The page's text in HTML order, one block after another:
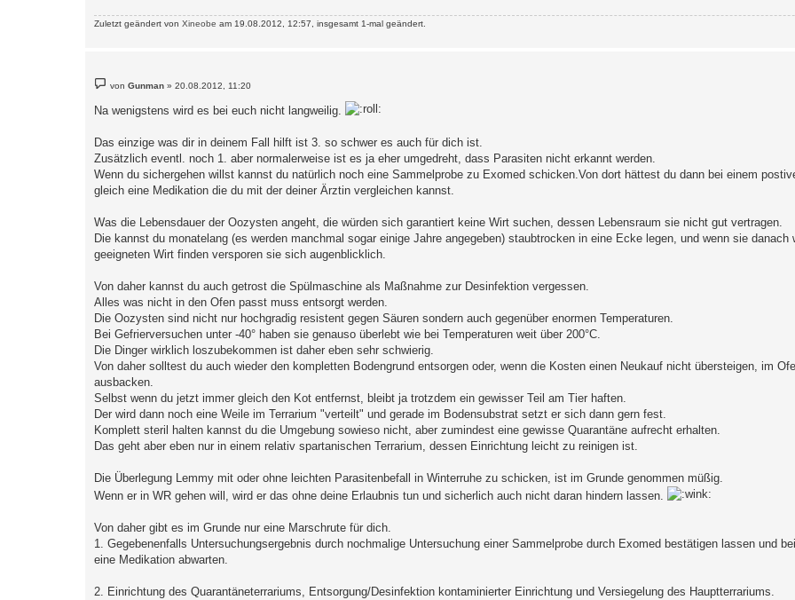
Zuletzt geändert von Xineobe am 19.08.2012, 12:57, insgesamt 1-mal geändert.
e
t
g
vonGunman »20.08.2012, 11:20
Na wenigstens wird es bei euch nicht langweilig.
Das einzige was dir in deinem Fall hilft ist 3. so schwer es auch für dich ist.
Zusätzlich eventl. noch 1. aber normalerweise ist es ja eher umgedreht, dass Parasiten nicht erkannt werden.
Wenn du sichergehen willst kannst du natürlich noch eine Sammelprobe zu Exomed schicken.Von dort hättest du dann bei einem
gleich eine Medikation die du mit der deiner Ärztin vergleichen kannst.
Was die Lebensdauer der Oozysten angeht, die würden sich garantiert keine Wirt suchen, dessen Lebensraum sie nicht gut vertragen.
Die kannst du monatelang (es werden manchmal sogar einige Jahre angegeben) staubtrocken in eine Ecke legen, und wenn sie danach
geeigneten Wirt finden versporen sie sich augenblicklich.
Von daher kannst du auch getrost die Spülmaschine als Maßnahme zur Desinfektion vergessen.
Alles was nicht in den Ofen passt muss entsorgt werden.
Die Oozysten sind nicht nur hochgradig resistent gegen Säuren sondern auch gegenüber enormen Temperaturen.
Bei Gefrierversuchen unter -40° haben sie genauso überlebt wie bei Temperaturen weit über 200°C.
Die Dinger wirklich loszubekommen ist daher eben sehr schwierig.
Von daher solltest du auch wieder den kompletten Bodengrund entsorgen oder, wenn die Kosten einen Neukauf nicht übersteigen, im
ausbacken.
Selbst wenn du jetzt immer gleich den Kot entfernst, bleibt ja trotzdem ein gewisser Teil am Tier haften.
Der wird dann noch eine Weile im Terrarium "verteilt" und gerade im Bodensubstrat setzt er sich dann gern fest.
Komplett steril halten kannst du die Umgebung sowieso nicht, aber zumindest eine gewisse Quarantäne aufrecht erhalten.
Das geht aber eben nur in einem relativ spartanischen Terrarium, dessen Einrichtung leicht zu reinigen ist.
Die Überlegung Lemmy mit oder ohne leichten Parasitenbefall in Winterruhe zu schicken, ist im Grunde genommen müßig.
Wenn er in WR gehen will, wird er das ohne deine Erlaubnis tun und sicherlich auch nicht daran hindern lassen.
Von daher gibt es im Grunde nur eine Marschrute für dich.
1. Gegebenenfalls Untersuchungsergebnis durch nochmalige Untersuchung einer Sammelprobe durch Exomed bestätigen lassen und
eine Medikation abwarten.
2. Einrichtung des Quarantäneterrariums, Entsorgung/Desinfektion kontaminierter Einrichtung und Versiegelung des Hauptterrariums.